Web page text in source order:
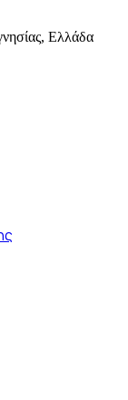
Ελλάδα